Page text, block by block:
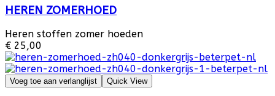
HEREN ZOMERHOED
Heren stoffen zomer hoeden
€ 25,00
Voeg toe aan verlanglijst Quick View